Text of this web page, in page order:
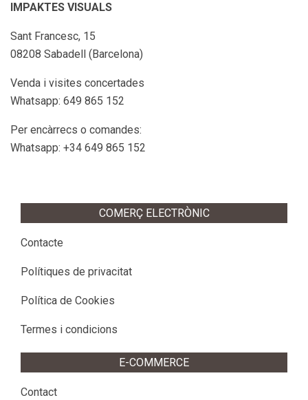
IMPAKTES VISUALS
Sant Francesc, 15
08208 Sabadell (Barcelona)
Venda i visites concertades
Whatsapp: 649 865 152
Per encàrrecs o comandes:
Whatsapp: +34 649 865 152
COMERÇ ELECTRÒNIC
Contacte
Polítiques de privacitat
Política de Cookies
Termes i condicions
E-COMMERCE
Contact